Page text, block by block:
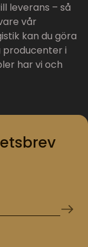
leverans – så
vår
kan du göra
i
har vi och